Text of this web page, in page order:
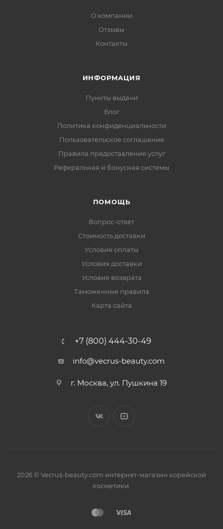
О компании
Отзывы
Контакты
ИНФОРМАЦИЯ
Пункты выдачи
Блог
Политика конфиденциальности
Пользовательское соглашение
Правила предоставления услуг
Реферальная и бонусная системы
ПОМОЩЬ
Вопрос-ответ
Стоимость доставки
Условия оплаты
Условия доставки
Условия возврата
Таможенные правила
Карта сайта
+7 (800) 444-30-49
info@vecrus-beauty.com
г. Москва, ул. Пушкина 19
2026 © Vecrus-beauty.com интернет-магазин корейской
косметики.